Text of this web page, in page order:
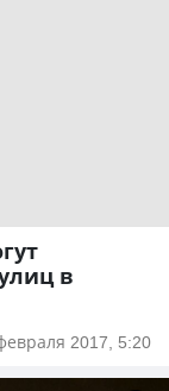
в
2017, 5:20